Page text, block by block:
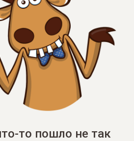
то пошло не так